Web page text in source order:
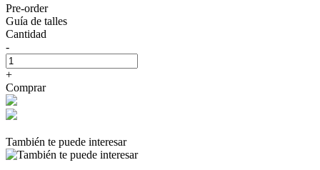
Pre-order
Guía de talles
Cantidad
-
+
Comprar
También te puede interesar